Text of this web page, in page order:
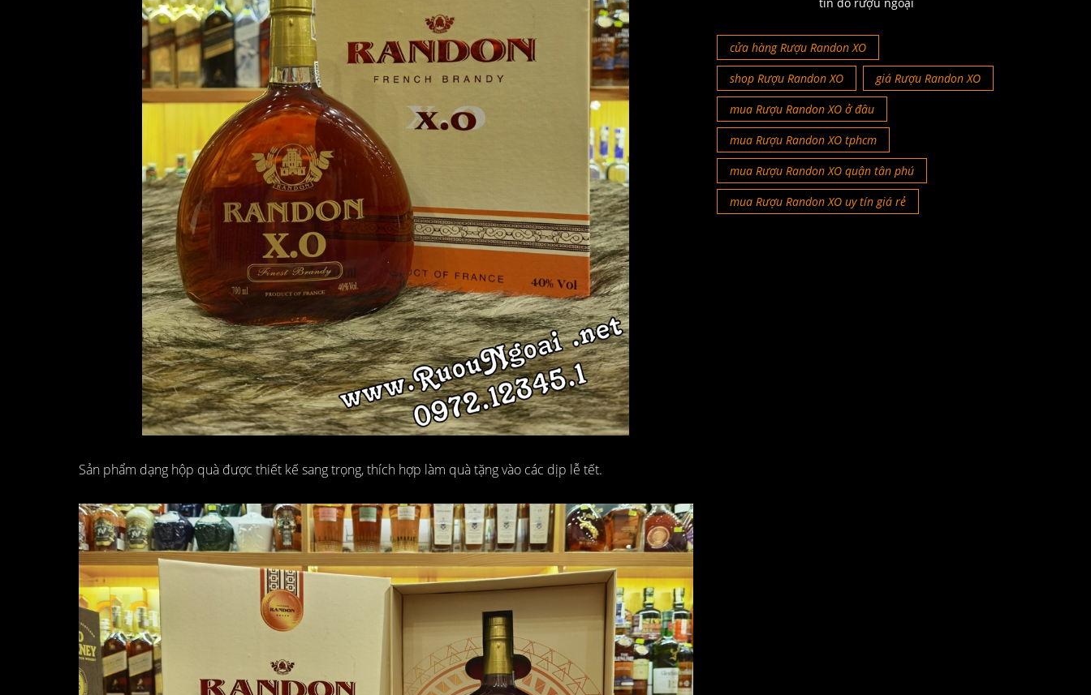
Sản phẩm dạng hộp quà được thiết kế sang trọng, thích hợp làm quà tặng vào các dịp lễ tết.
cửa hàng Rượu Randon XO
shop Rượu Randon XO
giá Rượu Randon XO
mua Rượu Randon XO ở đâu
mua Rượu Randon XO tphcm
mua Rượu Randon XO quận tân phú
mua Rượu Randon XO uy tín giá rẻ